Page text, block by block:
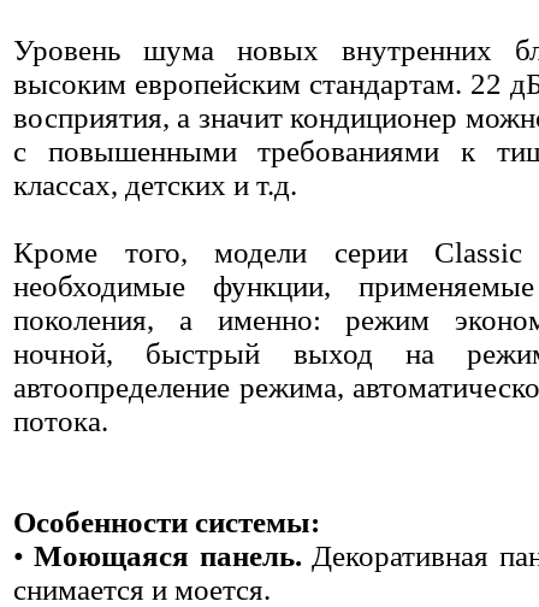
Уровень шума новых внутренних
высоким европейским стандартам. 22
восприятия, а значит кондиционер
с повышенными требованиями к
классах, детских и т.д.
Кроме того, модели серии Classic
необходимые функции,
поколения, а именно: режим
ночной, быстрый выход на режим,
автоопределение режима,
потока.
Особенности системы:
•Моющаяся панель. Декоративная
снимается и моется.